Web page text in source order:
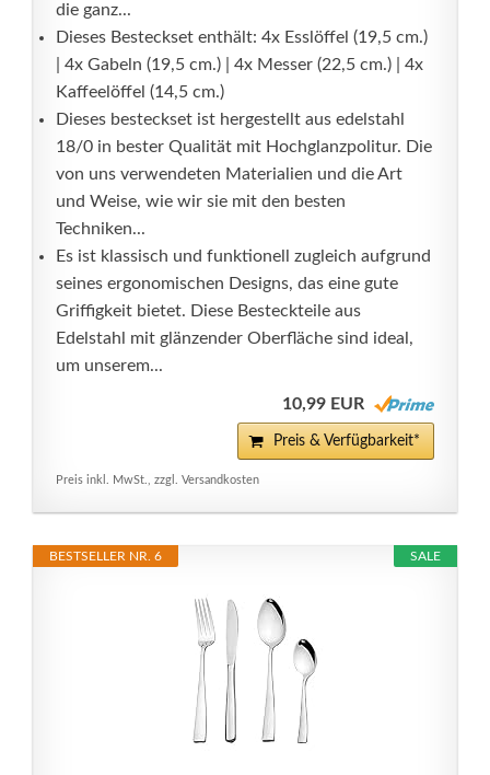
die ganz...
Dieses Besteckset enthält: 4x Esslöffel (19,5 cm.)
| 4x Gabeln (19,5 cm.) | 4x Messer (22,5 cm.) | 4x
Kaffeelöffel (14,5 cm.)
Dieses besteckset ist hergestellt aus edelstahl
18/0 in bester Qualität mit Hochglanzpolitur. Die
von uns verwendeten Materialien und die Art
und Weise, wie wir sie mit den besten
Techniken...
Es ist klassisch und funktionell zugleich aufgrund
seines ergonomischen Designs, das eine gute
Griffigkeit bietet. Diese Besteckteile aus
Edelstahl mit glänzender Oberfläche sind ideal,
um unserem...
10,99 EUR
Preis & Verfügbarkeit*
Preis inkl. MwSt., zzgl. Versandkosten
SALE
BESTSELLER NR. 6